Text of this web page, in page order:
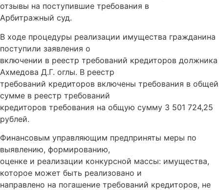
отзывы на поступившие требования в
Арбитражный суд.
В ходе процедуры реализации имущества гражданина
поступили заявления о
включении в реестр требований кредиторов должника
Ахмедова Д.Г. оглы. В реестр
требований кредиторов включены требования в общей
сумме в реестр требований
кредиторов требования на общую сумму 3 501 724,25
рублей.
Финансовым управляющим предприняты меры по
выявлению, формированию,
оценке и реализации конкурсной массы: имущества,
которое может быть реализовано и
направлено на погашение требований кредиторов, не